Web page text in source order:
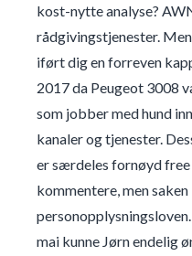
kost-nytte analyse?
rådgivingstjenester.
iført dig en forreven
2017 da Peugeot 3008
som jobber med hund
kanaler og tjenester.
er særdeles fornøyd
kommentere, men
mai kunne Jørn endelig